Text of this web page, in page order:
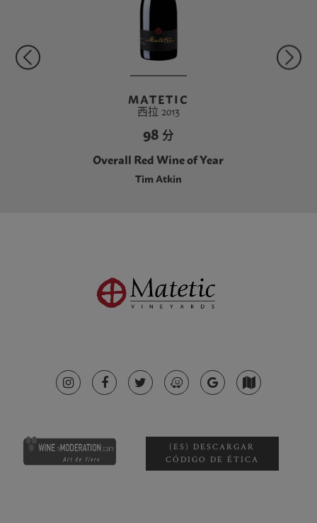
MATETIC
西拉 2013
98 分
Overall Red Wine of Year
Tim Atkin
(ES) DESCARGAR
CÓDIGO DE ÉTICA